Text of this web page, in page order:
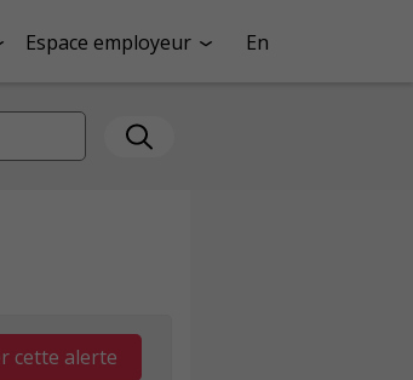
Espace employeur En
cette alerte